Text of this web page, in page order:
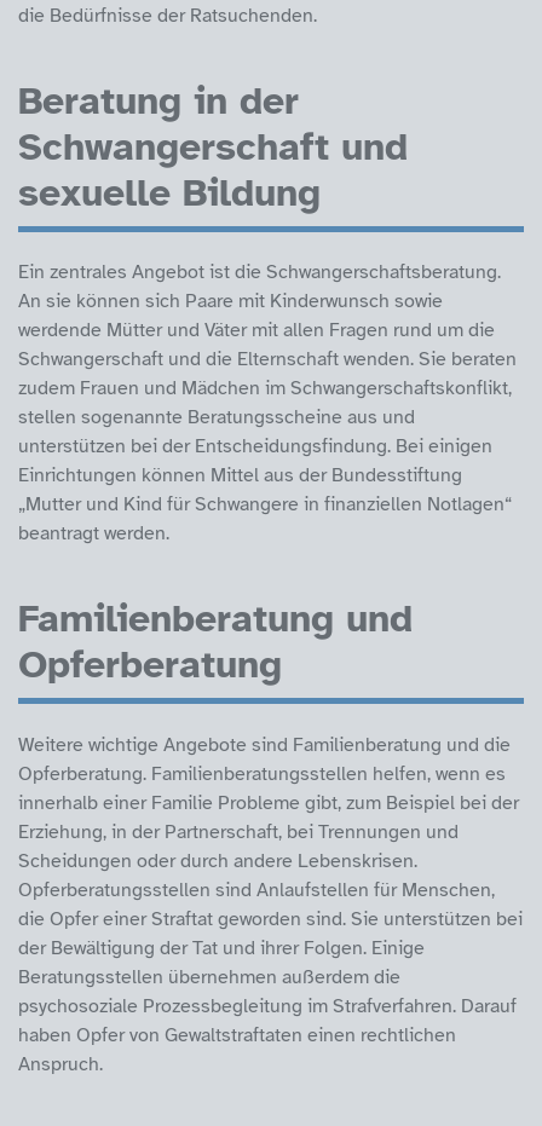
die Bedürfnisse der Ratsuchenden.
Beratung in der
Schwangerschaft und
sexuelle Bildung
Ein zentrales Angebot ist die Schwangerschaftsberatung.
An sie können sich Paare mit Kinderwunsch sowie
werdende Mütter und Väter mit allen Fragen rund um die
Schwangerschaft und die Elternschaft wenden. Sie beraten
zudem Frauen und Mädchen im Schwangerschaftskonflikt,
stellen sogenannte Beratungsscheine aus und
unterstützen bei der Entscheidungsfindung. Bei einigen
Einrichtungen können Mittel aus der Bundesstiftung
„Mutter und Kind für Schwangere in finanziellen Notlagen“
beantragt werden.
Familienberatung und
Opferberatung
Weitere wichtige Angebote sind Familienberatung und die
Opferberatung. Familienberatungsstellen helfen, wenn es
innerhalb einer Familie Probleme gibt, zum Beispiel bei der
Erziehung, in der Partnerschaft, bei Trennungen und
Scheidungen oder durch andere Lebenskrisen.
Opferberatungsstellen sind Anlaufstellen für Menschen,
die Opfer einer Straftat geworden sind. Sie unterstützen bei
der Bewältigung der Tat und ihrer Folgen. Einige
Beratungsstellen übernehmen außerdem die
psychosoziale Prozessbegleitung im Strafverfahren. Darauf
haben Opfer von Gewaltstraftaten einen rechtlichen
Anspruch.